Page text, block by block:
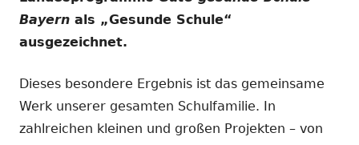
Bayern als „Gesunde Schule“
ausgezeichnet.
Dieses besondere Ergebnis ist das gemeinsame
Werk unserer gesamten Schulfamilie. In
zahlreichen kleinen und großen Projekten – von